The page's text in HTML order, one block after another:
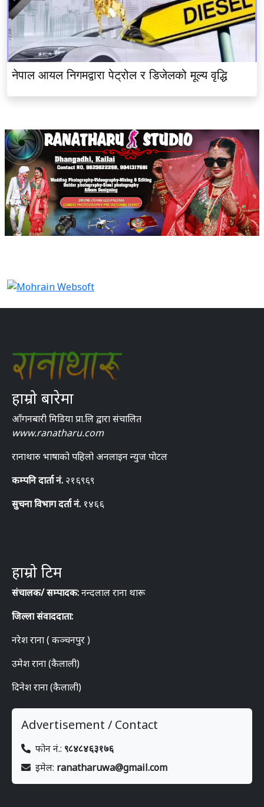
नेपाल आयल निगमद्वारा पेट्रोल र डिजेलको मूल्य वृद्धि
हाम्रो बारेमा
आँगनबारी मिडिया प्रा.लि द्वारा संचालित
www.ranatharu.com
रानाथारु भाषाको पहिलो अनलाइन न्युज पोटल
कम्पनि दार्ता नं. २१६९६९
सुचना विभाग दर्ता नं. १४६६
हाम्रो टिम
संचालक/ सम्पादक:नन्दलाल राना थारू
जिल्ला संवाददाता:
नरेश राना ( कञ्चनपुर )
उमेश राना (कैलाली)
दिनेश राना (कैलाली)
Advertisement / Contact
फोन नं.: ९८४८४६३१७६
इमेल: ranatharuwa@gmail.com